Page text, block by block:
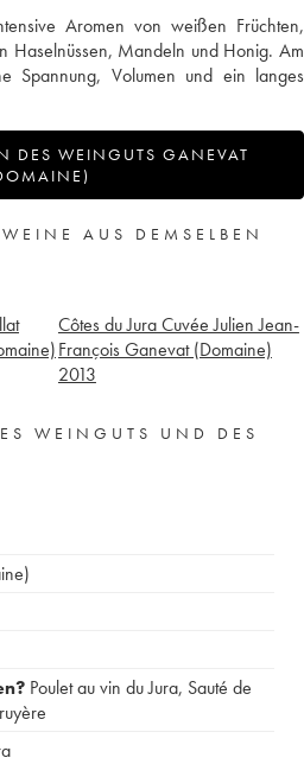
Aromen von weißen Früchten,
Haselnüssen, Mandeln und Honig. Am
Spannung, Volumen und ein langes
DES WEINGUTS GANEVAT
AUS DEMSELBEN
Côtes du Jura Cuvée Julien Jean-
François Ganevat (Domaine)
2013
WEINGUTS UND DES
Poulet au vin du Jura, Sauté de